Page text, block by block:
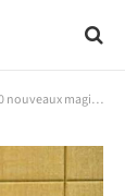
civils et militaires